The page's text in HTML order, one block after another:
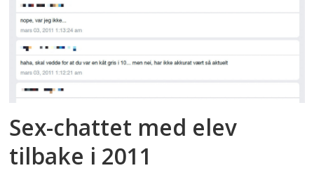
Sex-chattet med elev
tilbake i 2011